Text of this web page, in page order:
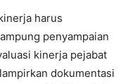
harus
penyampaian
kinerja pejabat
dokumentasi